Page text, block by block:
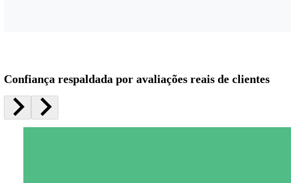
Confiança respaldada por avaliações reais de clientes